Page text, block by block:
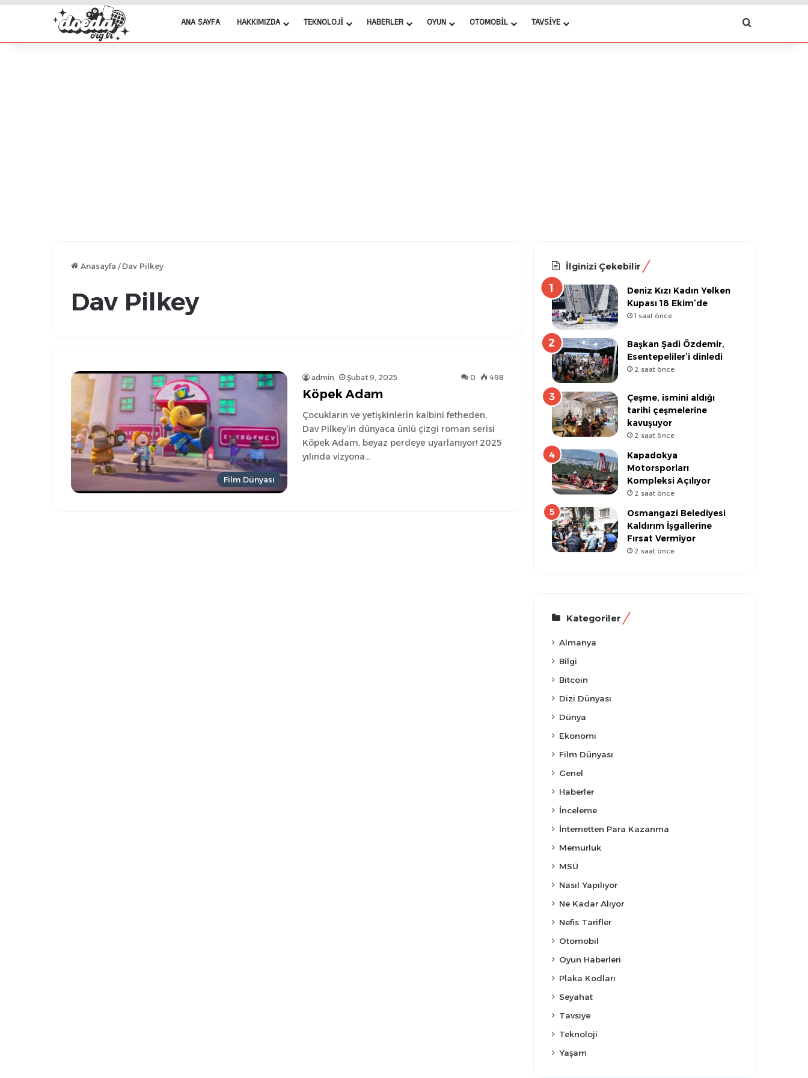
ANA SAYFA HAKKIMIZDA TEKNOLOJI HABERLER OYUN OTOMOBIL TAVSIYE Arama yap
Anasayfa / Dav Pilkey
Dav Pilkey
Film Dünyası
admin Şubat 9, 2025 0 498
Köpek Adam
Çocukların ve yetişkinlerin kalbini fetheden,
Dav Pilkey’in dünyaca ünlü çizgi roman serisi
Köpek Adam, beyaz perdeye uyarlanıyor! 2025
yılında vizyona…
İlginizi Çekebilir
Deniz Kızı Kadın Yelken
Kupası 18 Ekim’de
1 saat önce
Başkan Şadi Özdemir,
Esentepeliler’i dinledi
2 saat önce
Çeşme, ismini aldığı
tarihi çeşmelerine
kavuşuyor
2 saat önce
Kapadokya
Motorsporları
Kompleksi Açılıyor
2 saat önce
Osmangazi Belediyesi
Kaldırım İşgallerine
Fırsat Vermiyor
2 saat önce
Kategoriler
Almanya
Bilgi
Bitcoin
Dizi Dünyası
Dünya
Ekonomi
Film Dünyası
Genel
Haberler
İnceleme
İnternetten Para Kazanma
Memurluk
MSÜ
Nasıl Yapılıyor
Ne Kadar Alıyor
Nefis Tarifler
Otomobil
Oyun Haberleri
Plaka Kodları
Seyahat
Tavsiye
Teknoloji
Yaşam